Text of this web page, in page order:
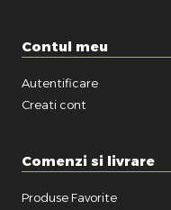
Contul meu
Autentificare
Creati cont
Comenzi si livrare
Produse Favorite